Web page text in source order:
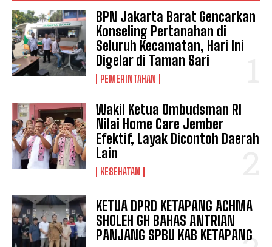
BPN Jakarta Barat Gencarkan
Konseling Pertanahan di
Seluruh Kecamatan, Hari Ini
Digelar di Taman Sari
PEMERINTAHAN
Wakil Ketua Ombudsman RI
Nilai Home Care Jember
Efektif, Layak Dicontoh Daerah
Lain
KESEHATAN
KETUA DPRD KETAPANG ACHMA
SHOLEH GH BAHAS ANTRIAN
PANJANG SPBU KAB KETAPANG